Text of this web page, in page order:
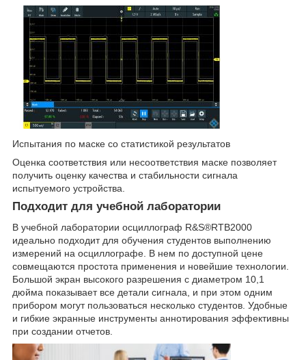
Испытания по маске со статистикой результатов
Оценка соответствия или несоответствия маске позволяет
получить оценку качества и стабильности сигнала
испытуемого устройства.
Подходит для учебной лаборатории
В учебной лаборатории осциллограф R&S®RTB2000
идеально подходит для обучения студентов выполнению
измерений на осциллографе. В нем по доступной цене
совмещаются простота применения и новейшие технологии.
Большой экран высокого разрешения с диаметром 10,1
дюйма показывает все детали сигнала, и при этом одним
прибором могут пользоваться несколько студентов. Удобные
и гибкие экранные инструменты аннотирования эффективны
при создании отчетов.